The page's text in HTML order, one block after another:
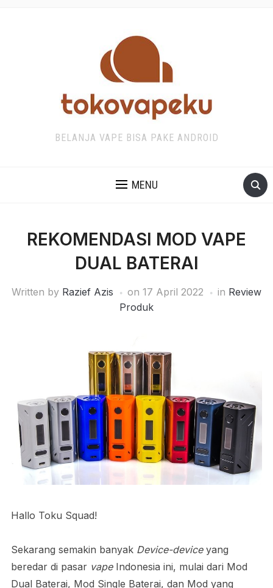
BELANJA VAPE BISA PAKE ANDROID
MENU
REKOMENDASI MOD VAPE
DUAL BATERAI
Written by Razief Azis on 17 April 2022 in Review
Produk
Hallo Toku Squad!
Sekarang semakin banyak Device-device yang
beredar di pasar vape Indonesia ini, mulai dari Mod
Dual Baterai, Mod Single Baterai, dan Mod yang